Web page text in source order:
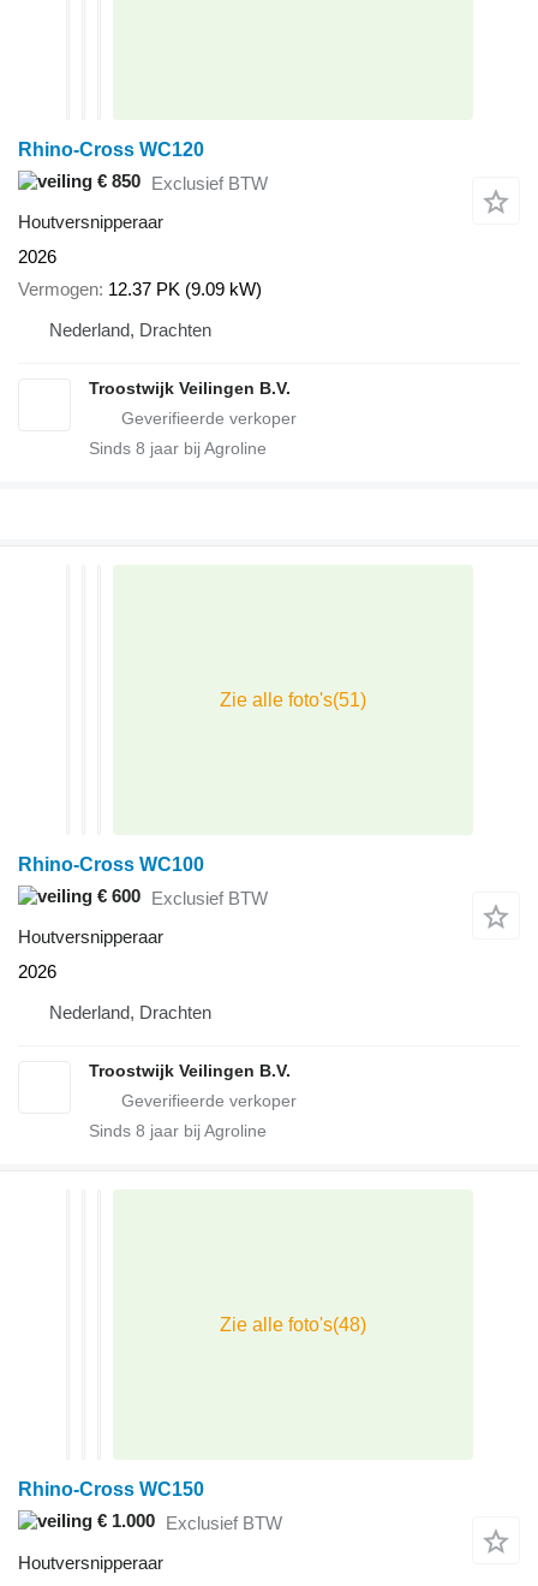
Rhino-Cross WC120
€ 850 Exclusief BTW
Houtversnipperaar
2026
Vermogen 12.37 PK (9.09 kW)
Nederland, Drachten
Troostwijk Veilingen B.V.
Sinds 8 jaar bij Agroline
Rhino-Cross WC100
€ 600 Exclusief BTW
Houtversnipperaar
2026
Nederland, Drachten
Troostwijk Veilingen B.V.
Sinds 8 jaar bij Agroline
Rhino-Cross WC150
€ 1.000 Exclusief BTW
Houtversnipperaar